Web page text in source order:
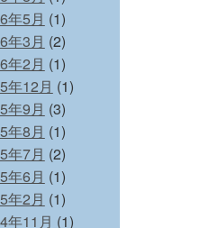
年5月 (1)
年3月 (2)
年2月 (1)
年12月 (1)
年9月 (3)
年8月 (1)
年7月 (2)
年6月 (1)
年2月 (1)
年11月 (1)